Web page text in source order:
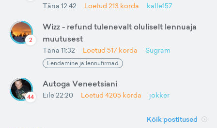
Täna 12:42 Loetud 213 korda kalle157
2
Wizz - refund tulenevalt oluliselt lennuaja
muutusest
Täna 11:32 Loetud 517 korda Sugram
Lendamine ja lennufirmad
44
Autoga Veneetsiani
Eile 22:20 Loetud 4205 korda jokker
Kõik postitused